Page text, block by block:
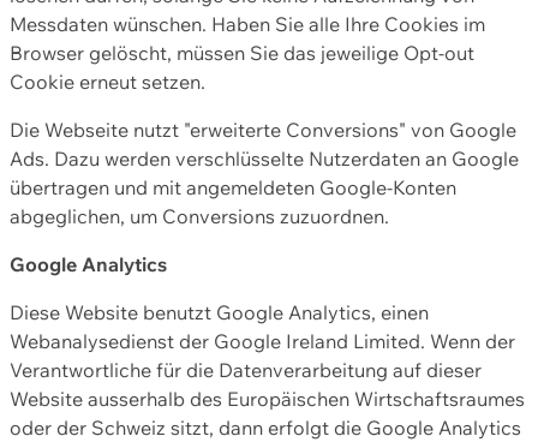
Messdaten wünschen. Haben Sie alle Ihre Cookies im
Browser gelöscht, müssen Sie das jeweilige Opt-out
Cookie erneut setzen.
Die Webseite nutzt "erweiterte Conversions" von Google
Ads. Dazu werden verschlüsselte Nutzerdaten an Google
übertragen und mit angemeldeten Google-Konten
abgeglichen, um Conversions zuzuordnen.
Google Analytics
Diese Website benutzt Google Analytics, einen
Webanalysedienst der Google Ireland Limited. Wenn der
Verantwortliche für die Datenverarbeitung auf dieser
Website ausserhalb des Europäischen Wirtschaftsraumes
oder der Schweiz sitzt, dann erfolgt die Google Analytics